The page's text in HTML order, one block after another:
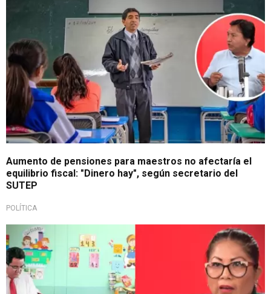
Aumento de pensiones para maestros no afectaría el
equilibrio fiscal: "Dinero hay", según secretario del
SUTEP
POLÍTICA
A favor de los docentes